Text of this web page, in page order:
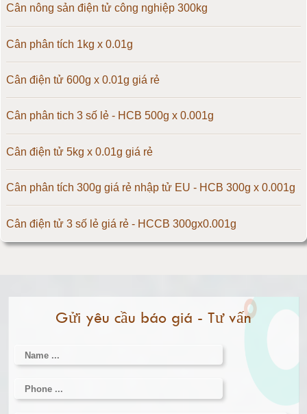
Cân điện tử 60kg
Cân điện tử 100kg
Cân điện tử 150kg
Cân điện tử 200kg
Cân điện tử 300kg
Cân điện tử 500kg
Cân điện tử 3000kg
Cân điện tử 1 tấn
Cân điện tử 2 tấn
Cân nông sản điện tử công nghiệp 300kg
Cân phân tích 1kg x 0.01g
Cân điện tử 600g x 0.01g giá rẻ
Cân phân tich 3 số lẻ - HCB 500g x 0.001g
Cân điện tử 5kg x 0.01g giá rẻ
Cân phân tích 300g giá rẻ nhập tử EU - HCB 300g x 0.001g
Cân điện tử 3 số lẻ giá rẻ - HCCB 300gx0.001g
Gửi yêu cầu báo giá - Tư vấn